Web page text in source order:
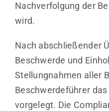
Nachverfolgung der
wird.
Nach abschließender
Beschwerde und
Stellungnahmen aller
Beschwerdeführer
vorgelegt. Die